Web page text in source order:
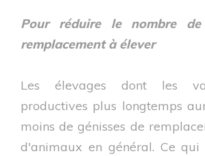
Pour réduire le nombre de
remplacement à élever
Les élevages dont les
productives plus longtemps
moins de génisses de
d'animaux en général. Ce qui